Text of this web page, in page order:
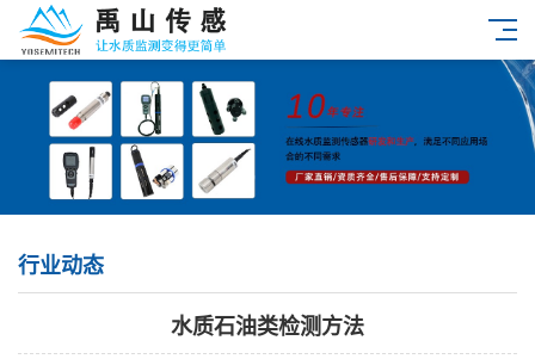
行业动态
水质石油类检测方法